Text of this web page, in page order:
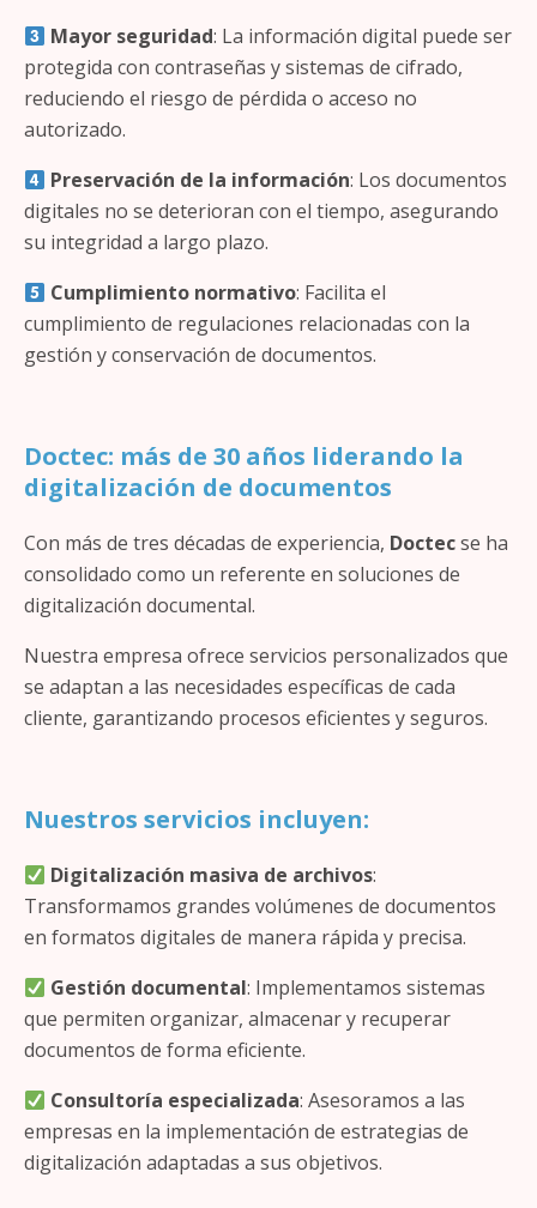
Mayor seguridad: La información digital puede ser
protegida con contraseñas y sistemas de cifrado,
reduciendo el riesgo de pérdida o acceso no
autorizado.
Preservación de la información: Los documentos
digitales no se deterioran con el tiempo, asegurando
su integridad a largo plazo.
Cumplimiento normativo: Facilita el
cumplimiento de regulaciones relacionadas con la
gestión y conservación de documentos.
Doctec: más de 30 años liderando la
digitalización de documentos
Con más de tres décadas de experiencia, Doctecse ha
consolidado como un referente en soluciones de
digitalización documental.
Nuestra empresa ofrece servicios personalizados que
se adaptan a las necesidades específicas de cada
cliente, garantizando procesos eficientes y seguros.
Nuestros servicios incluyen:
Digitalización masiva de archivos:
Transformamos grandes volúmenes de documentos
en formatos digitales de manera rápida y precisa.
Gestión documental: Implementamos sistemas
que permiten organizar, almacenar y recuperar
documentos de forma eficiente.
Consultoría especializada: Asesoramos a las
empresas en la implementación de estrategias de
digitalización adaptadas a sus objetivos.